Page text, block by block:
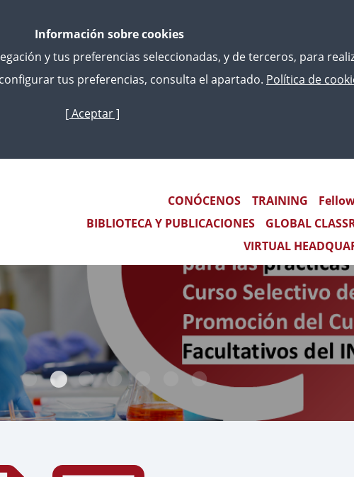
Skip
main
Información sobre cookies
y tus preferencias seleccionadas, y de terceros, para
tus preferencias, consulta el apartado. Política de
[ Aceptar ]
Main navigation
CONÓCENOS TRAINING
BIBLIOTECA Y PUBLICACIONES
GLOBAL
VIRTUAL